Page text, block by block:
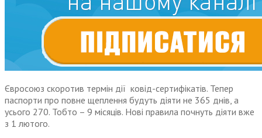
Євросоюз скоротив термін дії ковід-сертифікатів. Тепер
паспорти про повне щеплення будуть діяти не 365 днів, а
усього 270. Тобто – 9 місяців. Нові правила почнуть діяти вже
з 1 лютого.